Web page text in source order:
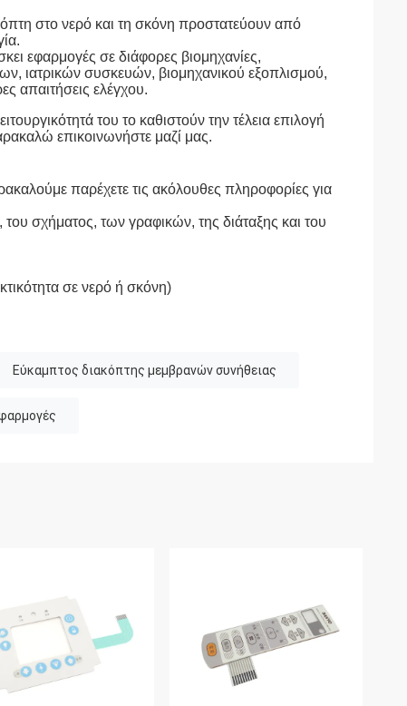
στο νερό και τη σκόνη προστατεύουν από
εφαρμογές σε διάφορες βιομηχανίες,
ιατρικών συσκευών, βιομηχανικού εξοπλισμού,
απαιτήσεις ελέγχου.
του το καθιστούν την τέλεια επιλογή
επικοινωνήστε μαζί μας.
παρέχετε τις ακόλουθες πληροφορίες για
σχήματος, των γραφικών, της διάταξης και του
σε νερό ή σκόνη)
Εύκαμπτος διακόπτης μεμβρανών συνήθειας